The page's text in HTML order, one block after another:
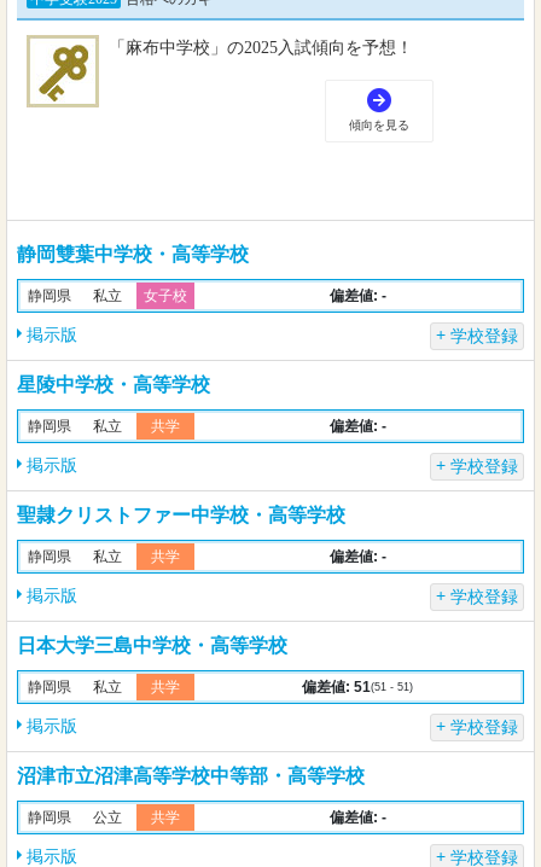
静岡雙葉中学校・高等学校
静岡県 私立 女子校 偏差値: -
掲示版 学校登録
星陵中学校・高等学校
静岡県 私立 共学 偏差値: -
掲示版 学校登録
聖隷クリストファー中学校・高等学校
静岡県 私立 共学 偏差値: -
掲示版 学校登録
日本大学三島中学校・高等学校
静岡県 私立 共学 偏差値: 51(51 - 51)
掲示版 学校登録
沼津市立沼津高等学校中等部・高等学校
静岡県 公立 共学 偏差値: -
掲示版 学校登録